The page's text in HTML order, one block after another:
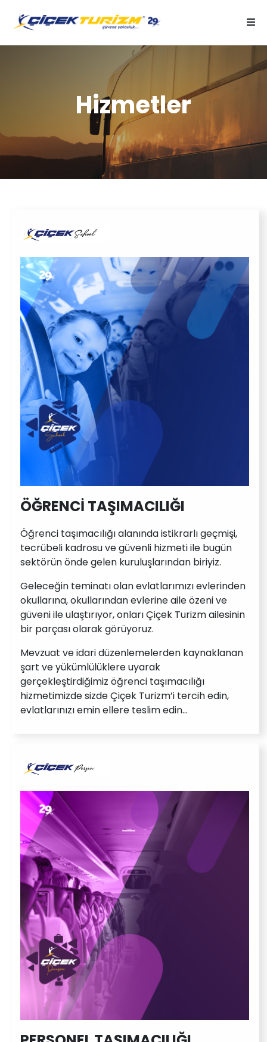
Hizmetler
ÖĞRENCİ TAŞIMACILIĞI
Öğrenci taşımacılığı alanında istikrarlı geçmişi,
tecrübeli kadrosu ve güvenli hizmeti ile bugün
sektörün önde gelen kuruluşlarından biriyiz.
Geleceğin teminatı olan evlatlarımızı evlerinden
okullarına, okullarından evlerine aile özeni ve
güveni ile ulaştırıyor, onları Çiçek Turizm ailesinin
bir parçası olarak görüyoruz.
Mevzuat ve idari düzenlemelerden kaynaklanan
şart ve yükümlülüklere uyarak
gerçekleştirdiğimiz öğrenci taşımacılığı
hizmetimizde sizde Çiçek Turizm’i tercih edin,
evlatlarınızı emin ellere teslim edin…